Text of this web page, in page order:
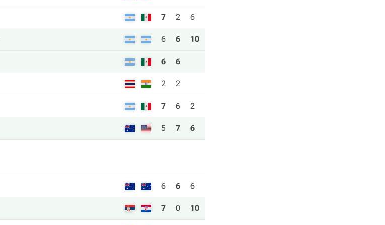
7 2 6
6 6 10
6 6
2 2
7 6 2
5 7 6
6 6 6
7 0 10